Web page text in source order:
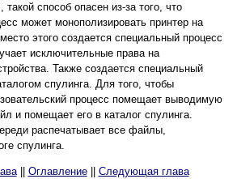
способ опасен из-за того, что
может монополизировать принтер на
этого создается специальный процесс
исключительные права на
Также создается специальный
спулинга. Для того, чтобы
процесс помещает выводимую
и помещает его в каталог спулинга.
распечатывает все файлы,
спулинга.
|| Оглавление|| Следующая глава